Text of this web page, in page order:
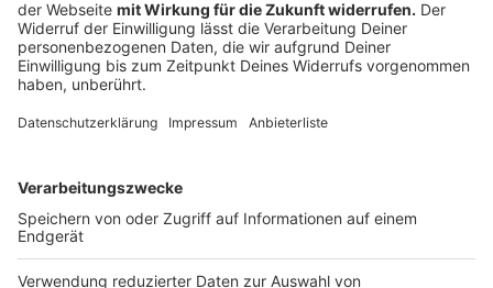
Folge uns für mehr News & Updates:
Anzeige
Anzeige